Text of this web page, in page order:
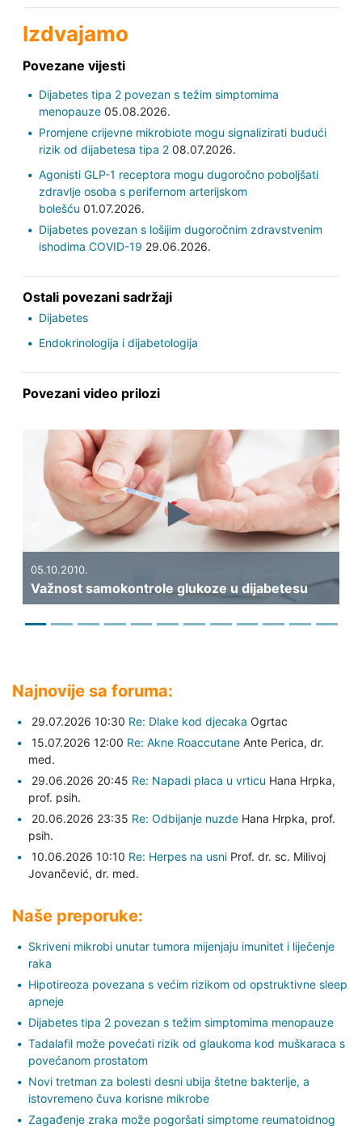
Izdvajamo
Povezane vijesti
Dijabetes tipa 2 povezan s težim simptomima
menopauze05.08.2026.
Promjene crijevne mikrobiote mogu signalizirati budući
rizik od dijabetesa tipa 208.07.2026.
Agonisti GLP-1 receptora mogu dugoročno poboljšati
zdravlje osoba s perifernom arterijskom
bolešću 01.07.2026.
Dijabetes povezan s lošijim dugoročnim zdravstvenim
ishodima COVID-19 29.06.2026.
Ostali povezani sadržaji
Dijabetes
Endokrinologija i dijabetologija
Povezani video prilozi
05.10.2010.
Važnost samokontrole glukoze u dijabetesu
Previous Next
Najnovije sa foruma:
29.07.2026 10:30 Re: Dlake kod djecaka Ogrtac
15.07.2026 12:00 Re: Akne Roaccutane Ante Perica, dr.
med.
29.06.2026 20:45 Re: Napadi placa u vrticu Hana Hrpka,
prof. psih.
20.06.2026 23:35 Re: Odbijanje nuzde Hana Hrpka, prof.
psih.
10.06.2026 10:10 Re: Herpes na usni Prof. dr. sc. Milivoj
Jovančević, dr. med.
Naše preporuke:
Skriveni mikrobi unutar tumora mijenjaju imunitet i liječenje
raka
Hipotireoza povezana s većim rizikom od opstruktivne sleep
apneje
Dijabetes tipa 2 povezan s težim simptomima menopauze
Tadalafil može povećati rizik od glaukoma kod muškaraca s
povećanom prostatom
Novi tretman za bolesti desni ubija štetne bakterije, a
istovremeno čuva korisne mikrobe
Zagađenje zraka može pogoršati simptome reumatoidnog